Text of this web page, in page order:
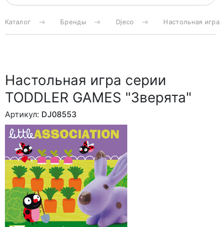
Каталог Бренды Djeco Настольная
Настольная игра серии
TODDLER GAMES "Зверята"
Артикул: DJ08553